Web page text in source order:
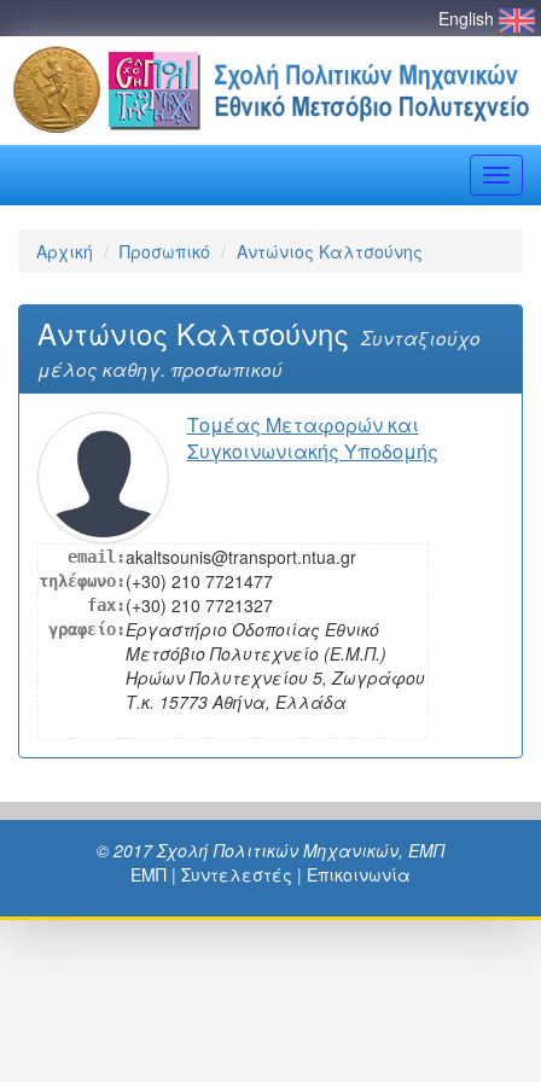
English
Toggle
Αρχική Προσωπικό Αντώνιος Καλτσούνης
Αντώνιος Καλτσούνης Συνταξιούχο
μέλος καθηγ. προσωπικού
Τομέας Μεταφορών και
Συγκοινωνιακής Υποδομής
email:akaltsounis@transport.ntua.gr
τηλέφωνο:(+30) 210 7721477
fax:(+30) 210 7721327
γραφείο:Εργαστήριο Οδοποιίας Εθνικό
Μετσόβιο Πολυτεχνείο (Ε.Μ.Π.)
Ηρώων Πολυτεχνείου 5, Ζωγράφου
Τ.κ. 15773 Αθήνα, Ελλάδα
© 2017 Σχολή Πολιτικών Μηχανικών, ΕΜΠ
ΕΜΠ | Συντελεστές | Επικοινωνία